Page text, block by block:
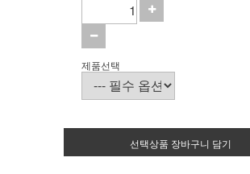
제품선택
선택상품 장바구니 담기